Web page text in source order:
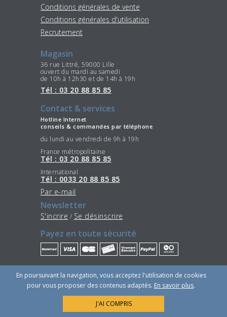
Conditions générales de vente
Conditions générales d'utilisation
Recrutement
Magasin
36 rue Littré, 59000 Lille
ouvert du mardi au samedi
de 10h à 12h30 et de 14h à 19h
Tél : 03 20 88 85 85
Contact & services
Hotline Internet
conseils & commandes par téléphone
du lundi au vendredi de 9h à 19h
France métropolitaine
Tél : 03 20 88 85 85
International
Tél : 0033 20 88 85 85
Par e-mail
Newsletter
S'incrire / Se désinscrire
Payez en toute sécurité
Restez connectés
En poursuivant la navigation, vous acceptez l'utilisation de cookies
pour vous proposer des contenus adaptés. En savoir plus.
J'AI COMPRIS